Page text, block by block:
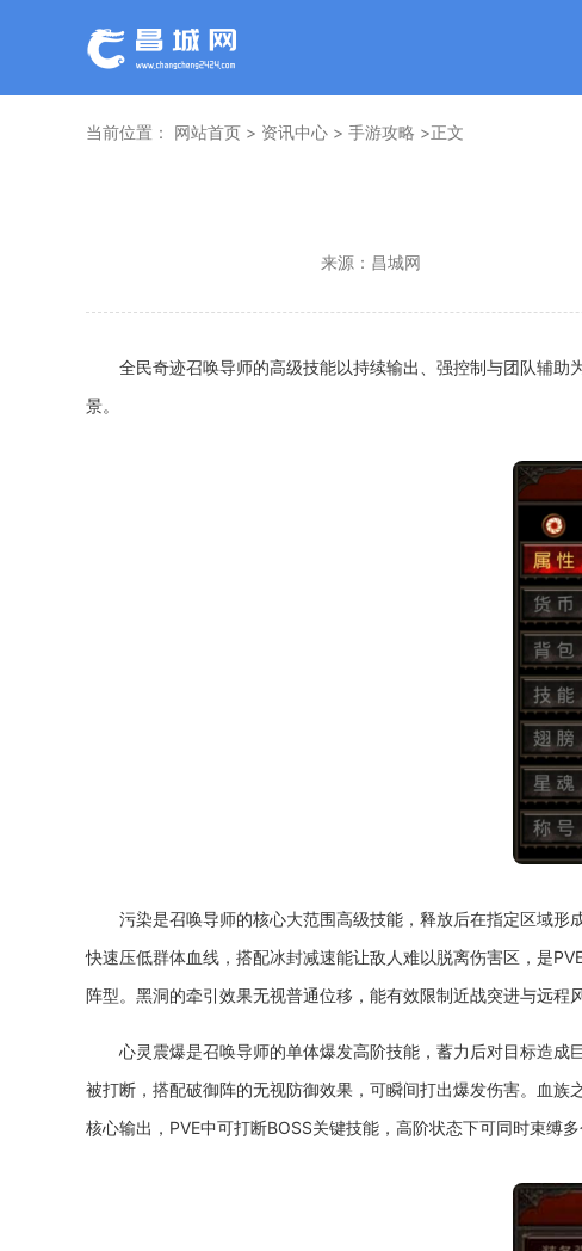
当前位置： 网站首页 > 资讯中心 > 手游攻略 >正文
来源： 昌城网
全民奇迹召唤导师的高级技能以持续输出、强控制与团队辅
景。
污染是召唤导师的核心大范围高级技能，释放后在指定区域
快速压低群体血线，搭配冰封减速能让敌人难以脱离伤害区，是
阵型。黑洞的牵引效果无视普通位移，能有效限制近战突进与远
心灵震爆是召唤导师的单体爆发高阶技能，蓄力后对目标造
被打断，搭配破御阵的无视防御效果，可瞬间打出爆发伤害。血
核心输出，PVE中可打断BOSS关键技能，高阶状态下可同时束缚多